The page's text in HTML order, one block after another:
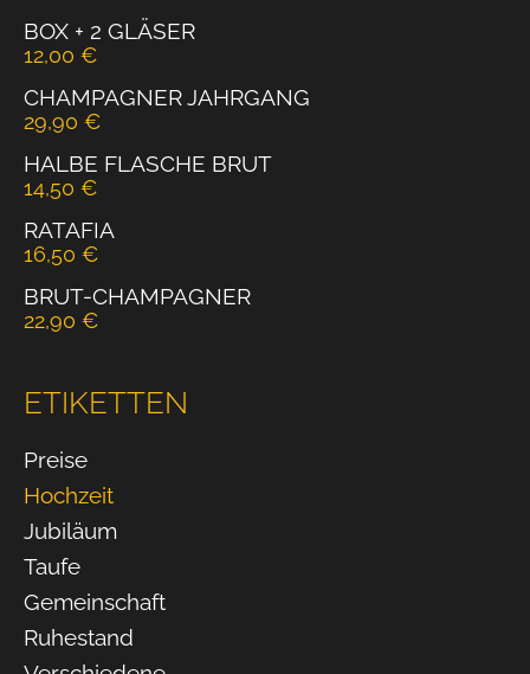
BOX + 2 GLÄSER
12,00 €
CHAMPAGNER JAHRGANG
29,90 €
HALBE FLASCHE BRUT
14,50 €
RATAFIA
16,50 €
BRUT-CHAMPAGNER
22,90 €
ETIKETTEN
Preise
Hochzeit
Jubiläum
Taufe
Gemeinschaft
Ruhestand